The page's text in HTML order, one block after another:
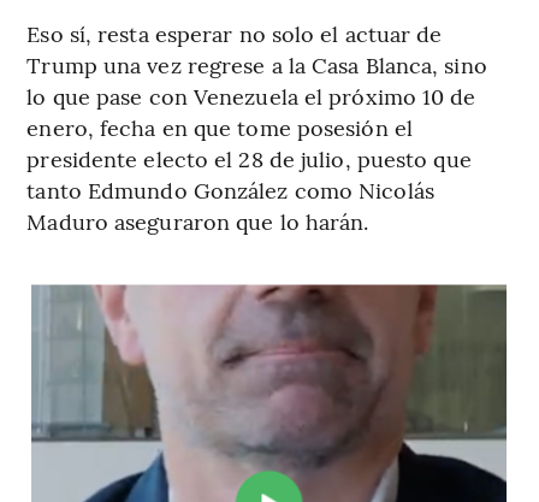
Eso sí, resta esperar no solo el actuar de
Trump una vez regrese a la Casa Blanca, sino
lo que pase con Venezuela el próximo 10 de
enero, fecha en que tome posesión el
presidente electo el 28 de julio, puesto que
tanto Edmundo González como Nicolás
Maduro aseguraron que lo harán.